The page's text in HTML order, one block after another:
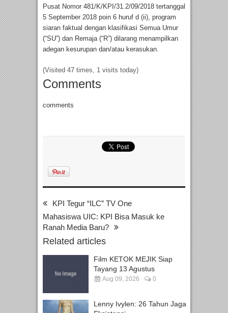
Pusat Nomor 481/K/KPI/31.2/09/2018 tertanggal
5 September 2018 poin 6 huruf d (ii), program
siaran faktual dengan klasifikasi Semua Umur
(“SU”) dan Remaja (“R”) dilarang menampilkan
adegan kesurupan dan/atau kerasukan.
(Visited 47 times, 1 visits today)
Comments
comments
KPI Tegur “ILC” TV One
Mahasiswa UIC: KPI Bisa Masuk ke
Ranah Media Baru?
Related articles
Film KETOK MEJIK Siap
Tayang 13 Agustus
Aug 09, 2026 0
Lenny Ivylen: 26 Tahun Jaga